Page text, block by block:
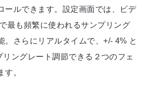
ールできます。設定画面では、ビデ
最も頻繁に使われるサンプリング
。さらにリアルタイムで、+/- 4% と
ングレート調節できる２つのフェ
す。